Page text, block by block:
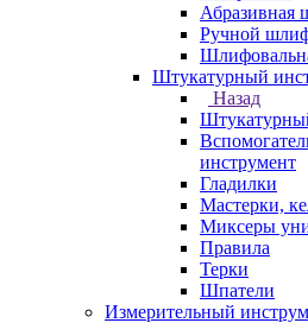
Абразивная
Ручной
Штукатурный
Назад
инструмент
Гладилки
Мастерки,
Миксеры
Правила
Терки
Шпатели
Измерительный